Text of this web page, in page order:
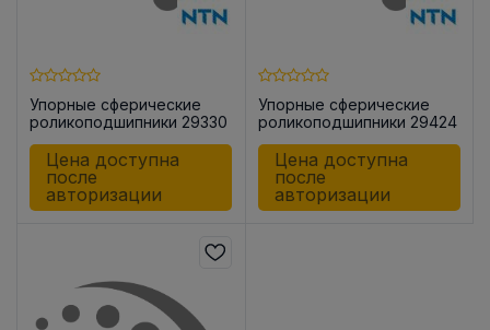
Упорные сферические
роликоподшипники 29330
Цена доступна
после
авторизации
Упорные сферические
роликоподшипники 29424
Цена доступна
после
авторизации